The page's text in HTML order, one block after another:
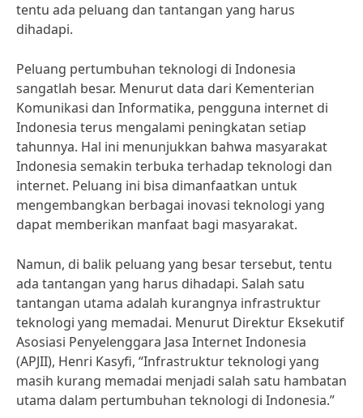
tentu ada peluang dan tantangan yang harus
dihadapi.
Peluang pertumbuhan teknologi di Indonesia
sangatlah besar. Menurut data dari Kementerian
Komunikasi dan Informatika, pengguna internet di
Indonesia terus mengalami peningkatan setiap
tahunnya. Hal ini menunjukkan bahwa masyarakat
Indonesia semakin terbuka terhadap teknologi dan
internet. Peluang ini bisa dimanfaatkan untuk
mengembangkan berbagai inovasi teknologi yang
dapat memberikan manfaat bagi masyarakat.
Namun, di balik peluang yang besar tersebut, tentu
ada tantangan yang harus dihadapi. Salah satu
tantangan utama adalah kurangnya infrastruktur
teknologi yang memadai. Menurut Direktur Eksekutif
Asosiasi Penyelenggara Jasa Internet Indonesia
(APJII), Henri Kasyfi, “Infrastruktur teknologi yang
masih kurang memadai menjadi salah satu hambatan
utama dalam pertumbuhan teknologi di Indonesia.”